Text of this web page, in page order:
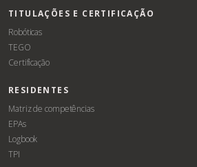
TITULAÇÕES E CERTIFICAÇÃO
Robóticas
TEGO
Certificação
RESIDENTES
Matriz de competências
EPAs
Logbook
TPI